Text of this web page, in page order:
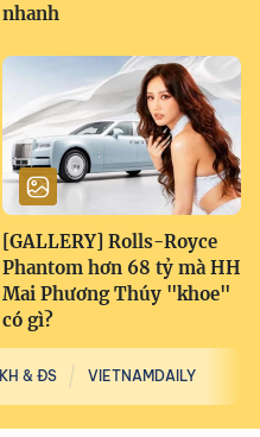
nhanh
[GALLERY] Rolls-Royce
Phantom hơn 68 tỷ mà HH
Mai Phương Thúy "khoe"
có gì?
KH & ĐS VIETNAMDAILY